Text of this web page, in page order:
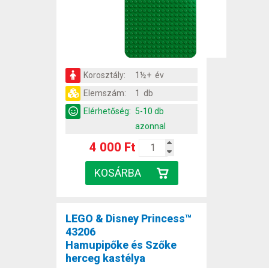
Korosztály:
1½+ év
Elemszám:
1 db
Elérhetőség: 5-10 db
azonnal
4 000 Ft
LEGO & Disney Princess™
43206
Hamupipőke és Szőke
herceg kastélya